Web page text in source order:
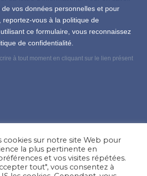
vos données personnelles et pour
reportez-vous à la politique de
ce formulaire, vous reconnaissez
de confidentialité.
à tout moment en cliquant sur le lien présent
question ?
cookies sur notre site Web pour
la plus pertinente en
et vos visites répétées.
tout", vous consentez à